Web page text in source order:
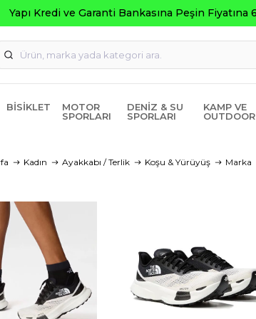
ve Garanti Bankasına Peşin Fiyatına 6 Taksit
BISIKLET
MOTOR
SPORLARI
DENIZ & SU
SPORLARI
KAMP VE
OUTDOOR
Kadın Ayakkabı / Terlik Koşu & Yürüyüş Marka